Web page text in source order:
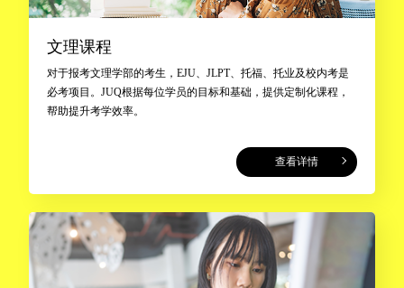
文理课程
对于报考文理学部的考生，EJU、JLPT、托福、托业及校内考是
必考项目。JUQ根据每位学员的目标和基础，提供定制化课程，
帮助提升考学效率。
查看详情